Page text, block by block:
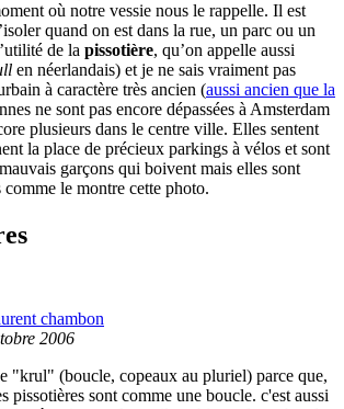
où notre vessie nous le rappelle. Il est
quand on est dans la rue, un parc ou un
de la pissotière, qu’on appelle aussi
en néerlandais) et je ne sais vraiment pas
à caractère très ancien (aussi ancien que la
ne sont pas encore dépassées à Amsterdam
plusieurs dans le centre ville. Elles sentent
la place de précieux parkings à vélos et sont
garçons qui boivent mais elles sont
comme le montre cette photo.
chambon
2006
"krul" (boucle, copeaux au pluriel) parce que,
pissotières sont comme une boucle. c'est aussi